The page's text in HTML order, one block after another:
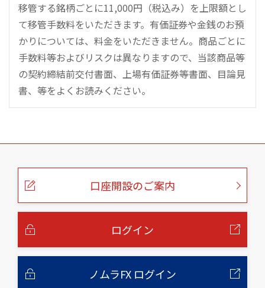
移管する銘柄ごとに11,000円（税込み）を上限額とし
て移管手数料をいただきます。有価証券や金銭のお預
かりについては、料金をいただきません。商品ごとに
手数料等およびリスクは異なりますので、当該商品等
の契約締結前交付書面、上場有価証券等書面、目論見
書、等をよくお読みください。
こ
口座開設のご案内
ログイン
ノムラFX ログイン